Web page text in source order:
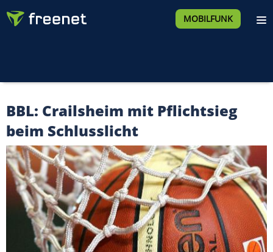
MOBILFUNK
BBL: Crailsheim mit Pflichtsieg
beim Schlusslicht